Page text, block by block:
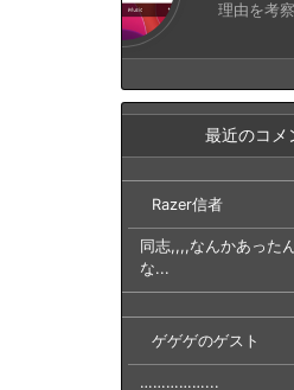
理由を考
最近のコメ
Razer信者
同志,,,,なんかあった
な...
ゲゲゲのゲスト
……………...